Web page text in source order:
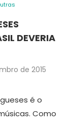
DEVERIA
de 2015
é o
Como